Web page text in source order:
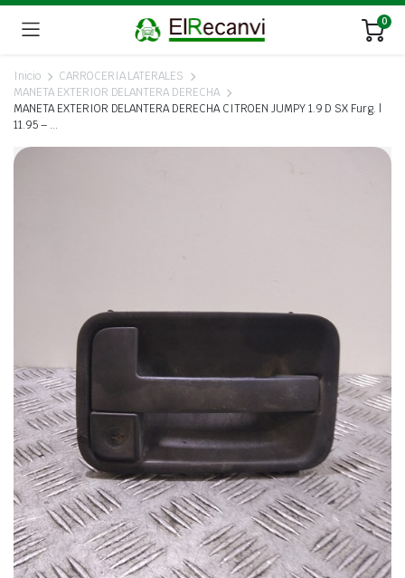
0
Inicio
CARROCERIA LATERALES
MANETA EXTERIOR DELANTERA DERECHA
MANETA EXTERIOR DELANTERA DERECHA CITROEN JUMPY 1.9 D SX Furg. |
11.95 – …